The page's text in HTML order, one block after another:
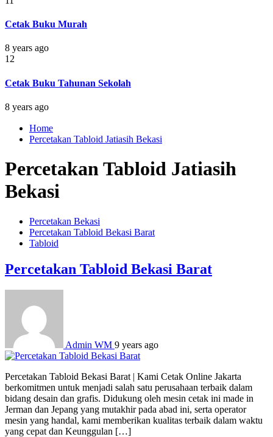
Cetak Buku Murah
8 years ago
12
Cetak Buku Tahunan Sekolah
8 years ago
Home
Percetakan Tabloid Jatiasih Bekasi
Percetakan Tabloid Jatiasih
Bekasi
Percetakan Bekasi
Percetakan Tabloid Bekasi Barat
Tabloid
Percetakan Tabloid Bekasi Barat
Admin WM 9 years ago
Percetakan Tabloid Bekasi Barat | Kami Cetak Online Jakarta
berkomitmen untuk menjadi salah satu perusahaan terbaik dalam
bidang desain dan grafis. Didukung oleh mesin cetak ini made in
Jerman dan Jepang yang mutakhir pada abad ini, serta operator
mesin yang handal, kami memberikan kualitas terbaik dalam waktu
yang cepat dan Keunggulan […]